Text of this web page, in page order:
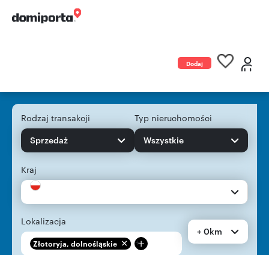
Dodaj
Rodzaj transakcji
Sprzedaż
Typ nieruchomości
Wszystkie
Kraj
Lokalizacja
Złotoryja, dolnośląskie +
+ 0km